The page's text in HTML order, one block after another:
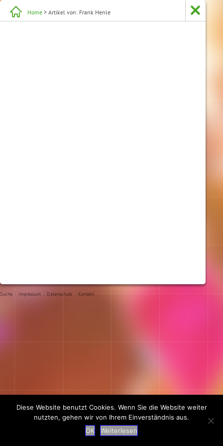
Home > Artikel von: Frank Henle
Suche | Impressum | Datenschutz | Kontakt
Diese Website benutzt Cookies. Wenn Sie die Website weiter
nutzten, gehen wir von Ihrem Einverständnis aus.
OK
Weiterlesen